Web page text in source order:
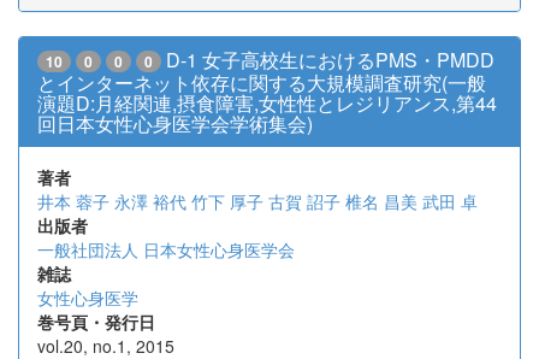
10 0 0 0
D-1 女子高校生におけるPMS・PMDD
とインターネット依存に関する大規模調査研究(一般
演題D:月経関連,摂食障害,女性性とレジリアンス,第44
回日本女性心身医学会学術集会)
著者
井本 蓉子 永澤 裕代 竹下 厚子 古賀 詔子 椎名 昌美 武田 卓
出版者
一般社団法人 日本女性心身医学会
雑誌
女性心身医学
巻号頁・発行日
vol.20, no.1, 2015